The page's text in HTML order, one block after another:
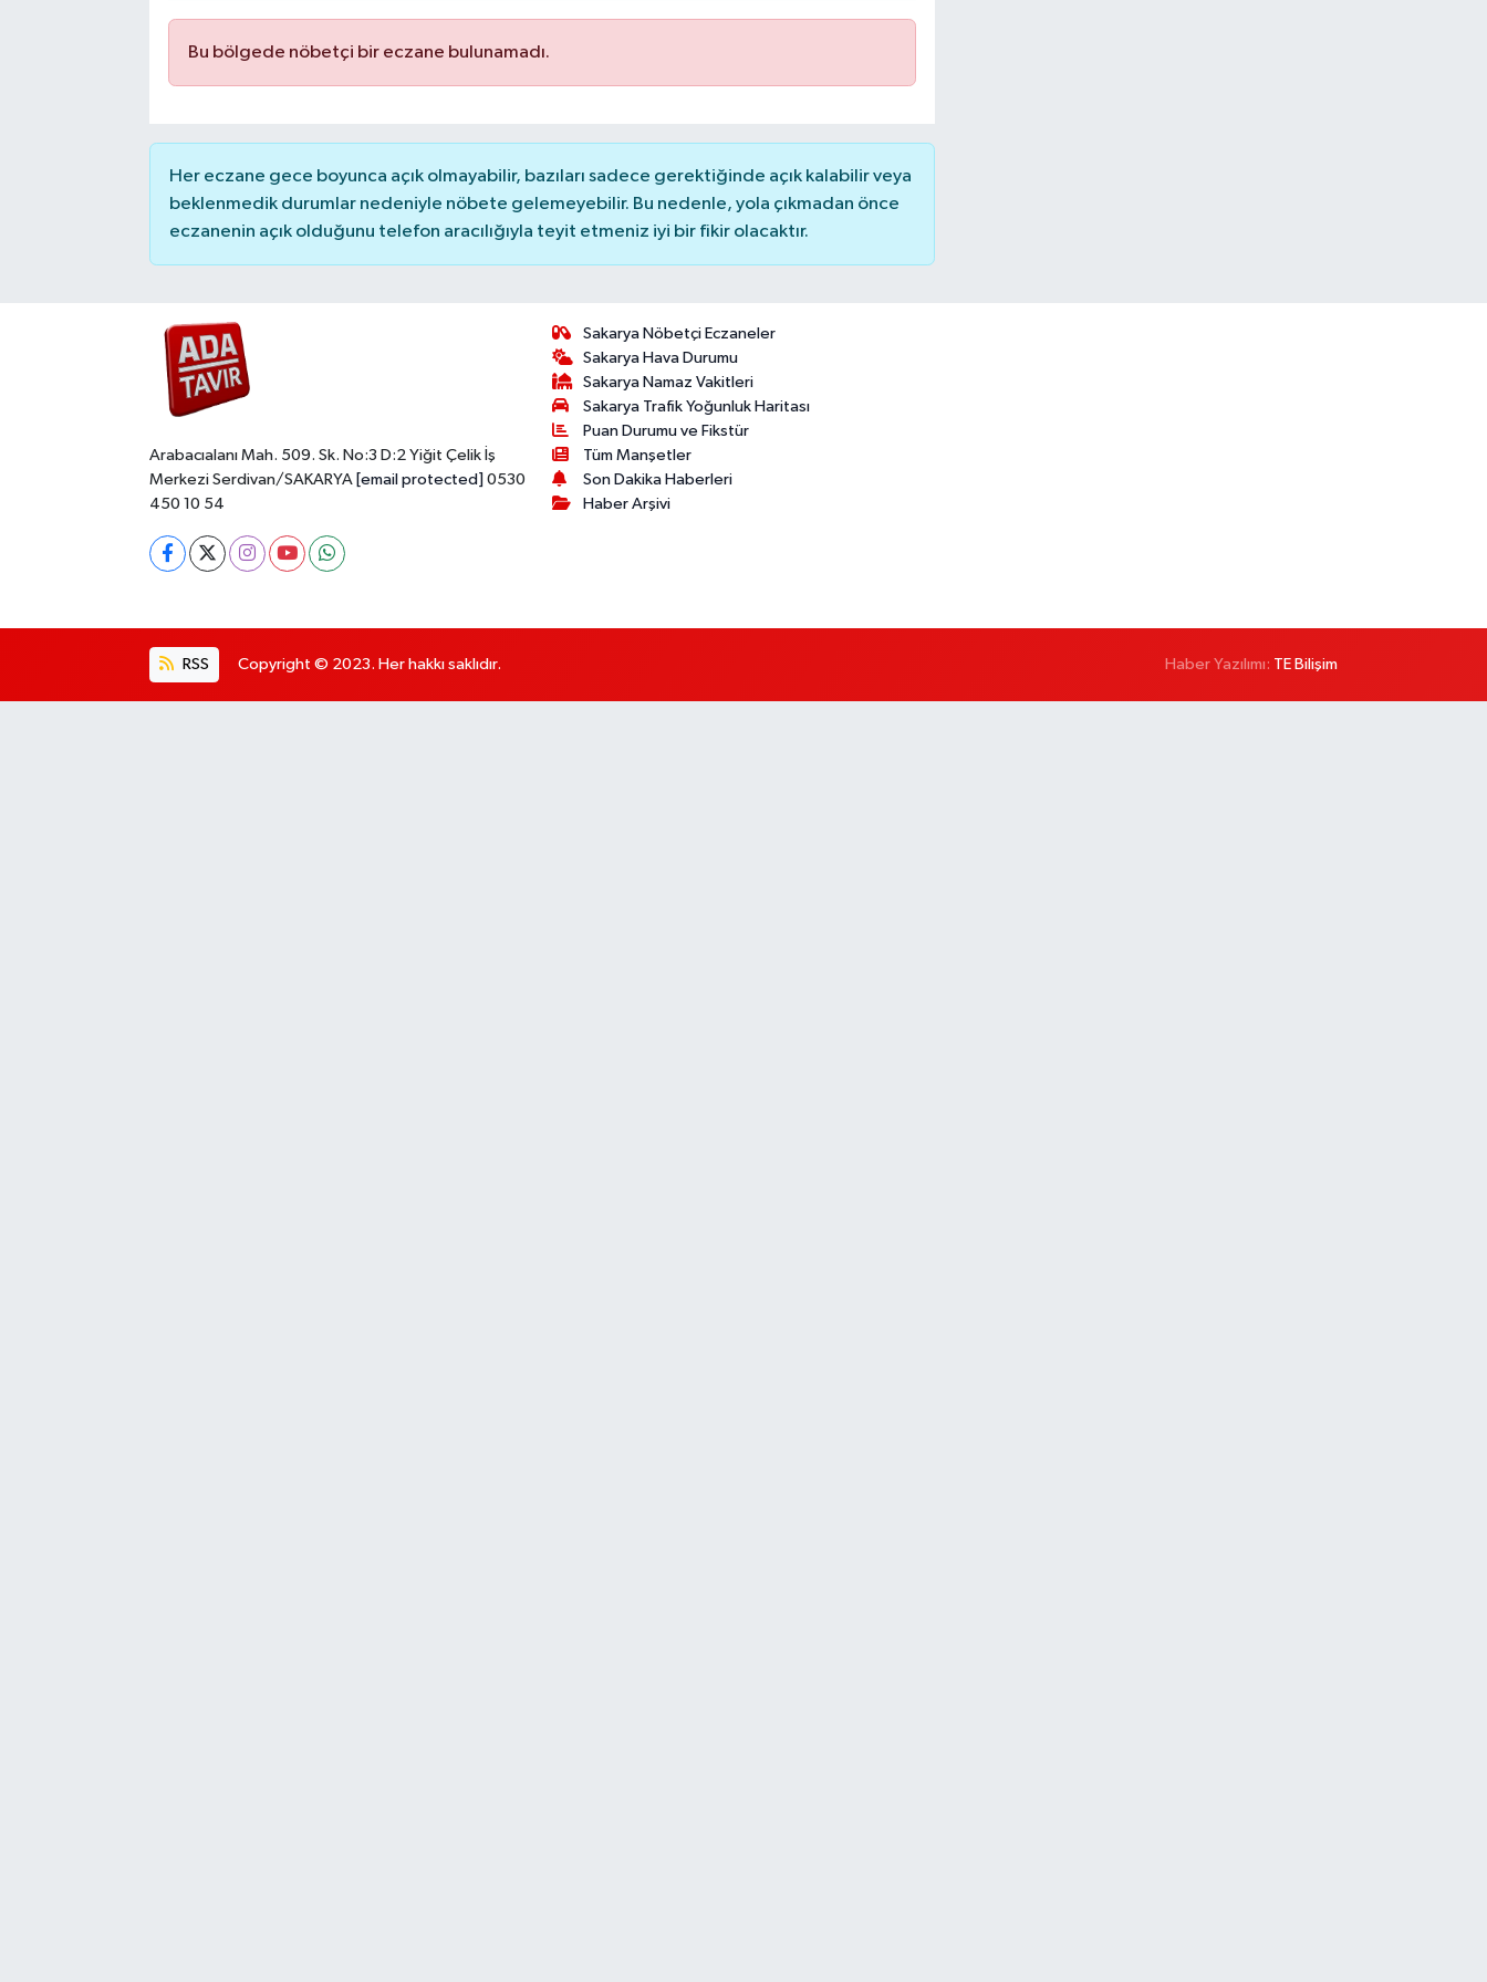
Bu bölgede nöbetçi bir eczane bulunamadı.
Her eczane gece boyunca açık olmayabilir, bazıları sadece gerektiğinde açık kalabilir veya
beklenmedik durumlar nedeniyle nöbete gelemeyebilir. Bu nedenle, yola çıkmadan önce
eczanenin açık olduğunu telefon aracılığıyla teyit etmeniz iyi bir fikir olacaktır.
Arabacıalanı Mah. 509. Sk. No:3 D:2 Yiğit Çelik İş
Merkezi Serdivan/SAKARYA [email protected] 0530
450 10 54
Sakarya Nöbetçi Eczaneler
Sakarya Hava Durumu
Sakarya Namaz Vakitleri
Sakarya Trafik Yoğunluk Haritası
Puan Durumu ve Fikstür
Tüm Manşetler
Son Dakika Haberleri
Haber Arşivi
RSS Copyright © 2023. Her hakkı saklıdır. Haber Yazılımı: TE Bilişim